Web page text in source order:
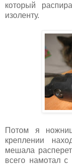
который
изоленту.
Потом я
креплении
мешала
всего намотал с